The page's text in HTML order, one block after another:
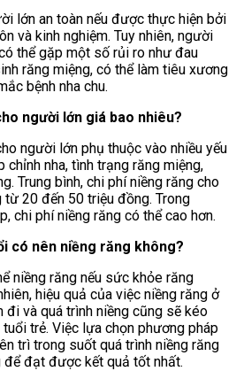
lớn an toàn nếu được thực hiện bởi
và kinh nghiệm. Tuy nhiên, người
thể gặp một số rủi ro như đau
răng miệng, có thể làm tiêu xương
bệnh nha chu.
người lớn giá bao nhiêu?
người lớn phụ thuộc vào nhiều yếu
chỉnh nha, tình trạng răng miệng,
Trung bình, chi phí niềng răng cho
20 đến 50 triệu đồng. Trong
chi phí niềng răng có thể cao hơn.
có nên niềng răng không?
niềng răng nếu sức khỏe răng
hiệu quả của việc niềng răng ở
đi và quá trình niềng cũng sẽ kéo
trẻ. Việc lựa chọn phương pháp
trì trong suốt quá trình niềng răng
để đạt được kết quả tốt nhất.